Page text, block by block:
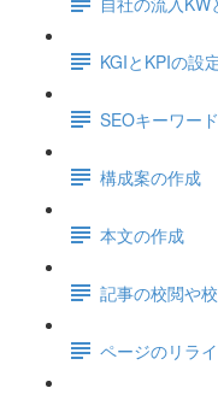
KGIとKPIの設
SEOキーワー
構成案の作成
本文の作成
記事の校閲や
ページのリラ